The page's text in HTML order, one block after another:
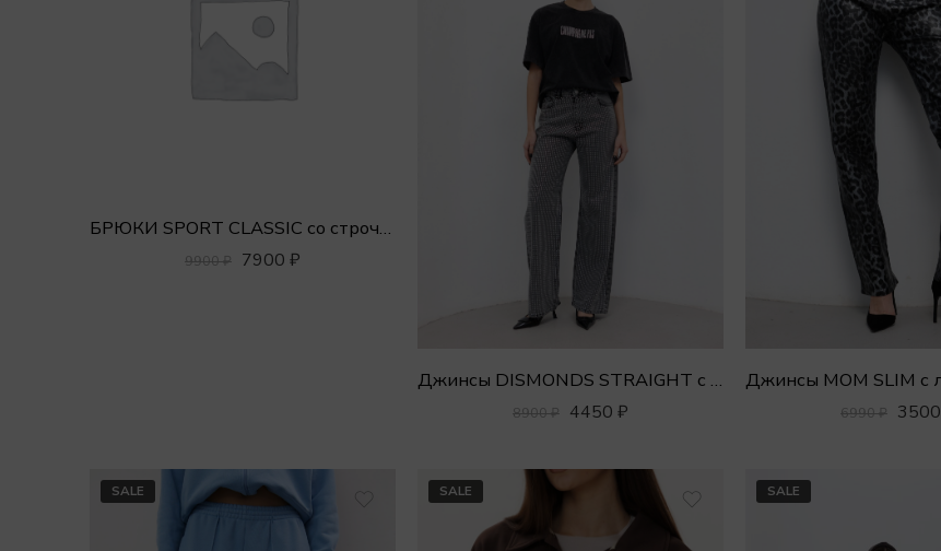
БРЮКИ SPORT CLASSIC со строчкой
9900₽ 7900 ₽
Джинсы DISMONDS STRAIGHT c кисталлами
8900₽ 4450 ₽ 6990₽ 3500
SALE SALE SALE